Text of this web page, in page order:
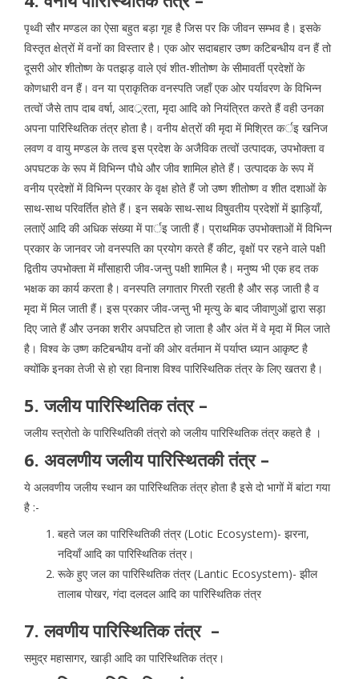
पृथ्वी सौर मण्डल का ऐसा बहुत बड़ा गृह है जिस पर कि जीवन सम्भव है। इसके
विस्तृत क्षेत्रों में वनों का विस्तार है। एक ओर सदाबहार उष्ण कटिबन्धीय वन हैं तो
दूसरी ओर शीतोष्ण के पतझड़ वाले एवं शीत-शीतोष्ण के सीमावर्ती प्रदेशों के
कोणधारी वन हैं। वन या प्राकृतिक वनस्पति जहाँ एक ओर पर्यावरण के विभिन्न
तत्वों जैसे ताप दाब वर्षा, आदर््रता, मृदा आदि को नियंत्रित करते हैं वही उनका
अपना पारिस्थितिक तंत्र होता है। वनीय क्षेत्रों की मृदा में मिश्रित कर्इ खनिज
लवण व वायु मण्डल के तत्व इस प्रदेश के अजैविक तत्वों उत्पादक, उपभोक्ता व
अपघटक के रूप में विभिन्न पौधे और जीव शामिल होते हैं। उत्पादक के रूप में
वनीय प्रदेशों में विभिन्न प्रकार के वृक्ष होते हैं जो उष्ण शीतोष्ण व शीत दशाओं के
साथ-साथ परिवर्तित होते हैं। इन सबके साथ-साथ विषुवतीय प्रदेशों में झाड़ियाँ,
लताऐं आदि की अधिक संख्या में पार्इ जाती हैं। प्राथमिक उपभोक्ताओं में विभिन्न
प्रकार के जानवर जो वनस्पति का प्रयोग करते हैं कीट, वृक्षों पर रहने वाले पक्षी
द्वितीय उपभोक्ता में माँसाहारी जीव-जन्तु पक्षी शामिल है। मनुष्य भी एक हद तक
भक्षक का कार्य करता है। वनस्पति लगातार गिरती रहती है और सड़ जाती है व
मृदा में मिल जाती हैं। इस प्रकार जीव-जन्तु भी मृत्यु के बाद जीवाणुओं द्वारा सड़ा
दिए जाते हैं और उनका शरीर अपघटित हो जाता है और अंत में वे मृदा में मिल जाते
है। विश्व के उष्ण कटिबन्धीय वनों की ओर वर्तमान में पर्याप्त ध्यान आकृष्ट है
क्योंकि इनका तेजी से हो रहा विनाश विश्व पारिस्थितिक तंत्र के लिए खतरा है।
5. जलीय पारिस्थितिक तंत्र –
जलीय स्त्रोतो के पारिस्थितिकी तंत्रो को जलीय पारिस्थितिक तंत्र कहते है ।
6. अवलणीय जलीय पारिस्थितकी तंत्र –
ये अलवणीय जलीय स्थान का पारिस्थितिक तंत्र होता है इसे दो भागों में बांटा गया
है :-
बहते जल का पारिस्थितिकी तंत्र (Lotic Ecosystem)- झरना,
नदियाँ आदि का पारिस्थितिक तंत्र।
रूके हुए जल का पारिस्थितिक तंत्र (Lantic Ecosystem)- झील
तालाब पोखर, गंदा दलदल आदि का पारिस्थितिक तंत्र
7. लवणीय पारिस्थितिक तंत्र –
समुद्र महासागर, खाड़ी आदि का पारिस्थितिक तंत्र।